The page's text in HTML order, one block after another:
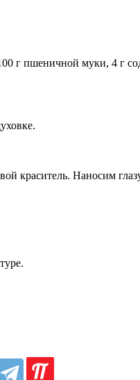
г пшеничной муки, 4 г
краситель. Наносим